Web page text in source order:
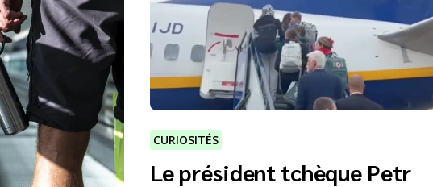
CURIOSITÉS
Le président tchèque Petr